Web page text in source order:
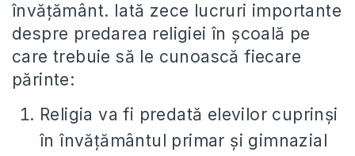
învăţământ. Iată zece lucruri importante
despre predarea religiei în şcoală pe
care trebuie să le cunoască fiecare
părinte:
Religia va fi predată elevilor cuprinşi
în învăţământul primar şi gimnazial